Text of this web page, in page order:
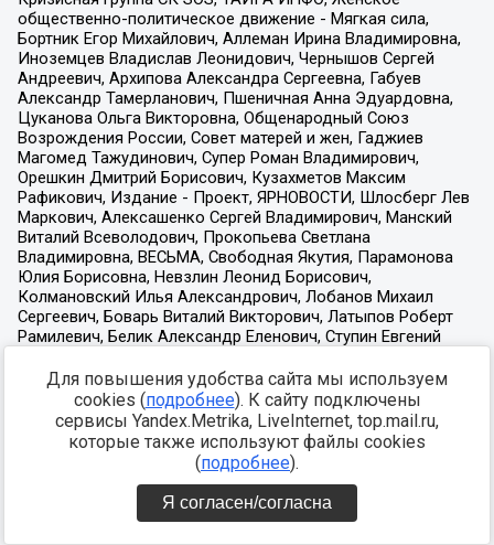
Для повышения удобства сайта мы используем
cookies (подробнее). К сайту подключены
сервисы Yandex.Metrika, LiveInternet, top.mail.ru,
которые также используют файлы cookies
(подробнее).
Я согласен/согласна